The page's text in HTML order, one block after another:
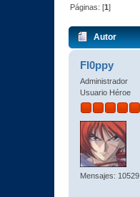
Páginas: [1]
Autor
Fl0ppy
Administrador
Usuario Héroe
Mensajes: 10529